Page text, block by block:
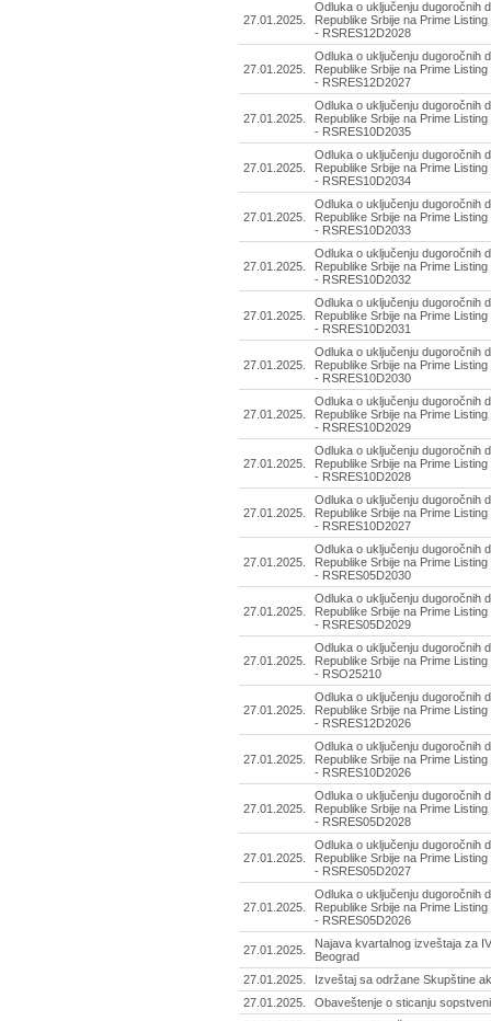
27.01.2025.
Odluka o uključenju dugoročnih
Republike Srbije na Prime
- RSRES12D2028
27.01.2025.
Odluka o uključenju dugoročnih
Republike Srbije na Prime
- RSRES12D2027
27.01.2025.
Odluka o uključenju dugoročnih
Republike Srbije na Prime
- RSRES10D2035
27.01.2025.
Odluka o uključenju dugoročnih
Republike Srbije na Prime
- RSRES10D2034
27.01.2025.
Odluka o uključenju dugoročnih
Republike Srbije na Prime
- RSRES10D2033
27.01.2025.
Odluka o uključenju dugoročnih
Republike Srbije na Prime
- RSRES10D2032
27.01.2025.
Odluka o uključenju dugoročnih
Republike Srbije na Prime
- RSRES10D2031
27.01.2025.
Odluka o uključenju dugoročnih
Republike Srbije na Prime
- RSRES10D2030
27.01.2025.
Odluka o uključenju dugoročnih
Republike Srbije na Prime
- RSRES10D2029
27.01.2025.
Odluka o uključenju dugoročnih
Republike Srbije na Prime
- RSRES10D2028
27.01.2025.
Odluka o uključenju dugoročnih
Republike Srbije na Prime
- RSRES10D2027
27.01.2025.
Odluka o uključenju dugoročnih
Republike Srbije na Prime
- RSRES05D2030
27.01.2025.
Odluka o uključenju dugoročnih
Republike Srbije na Prime
- RSRES05D2029
27.01.2025.
Odluka o uključenju dugoročnih
Republike Srbije na Prime
- RSO25210
27.01.2025.
Odluka o uključenju dugoročnih
Republike Srbije na Prime
- RSRES12D2026
27.01.2025.
Odluka o uključenju dugoročnih
Republike Srbije na Prime
- RSRES10D2026
27.01.2025.
Odluka o uključenju dugoročnih
Republike Srbije na Prime
- RSRES05D2028
27.01.2025.
Odluka o uključenju dugoročnih
Republike Srbije na Prime
- RSRES05D2027
27.01.2025.
Odluka o uključenju dugoročnih
Republike Srbije na Prime
- RSRES05D2026
27.01.2025.
Najava kvartalnog izveštaja za
Beograd
27.01.2025.
Izveštaj sa održane Skupštine
27.01.2025.
Obaveštenje o sticanju